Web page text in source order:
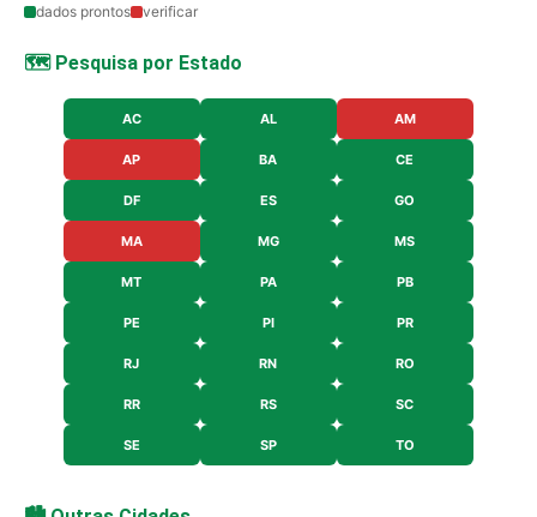
dados prontos verificar
🗺️ Pesquisa por Estado
AC AL AM
AP BA CE
DF ES GO
MA MG MS
MT PA PB
PE PI PR
RJ RN RO
RR RS SC
SE SP TO